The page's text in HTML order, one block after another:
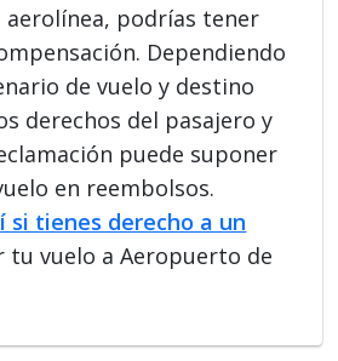
aerolínea, podrías tener
Dependiendo
de vuelo y destino
derechos del pasajero y
puede suponer
en reembolsos.
si tienes derecho a un
vuelo a Aeropuerto de